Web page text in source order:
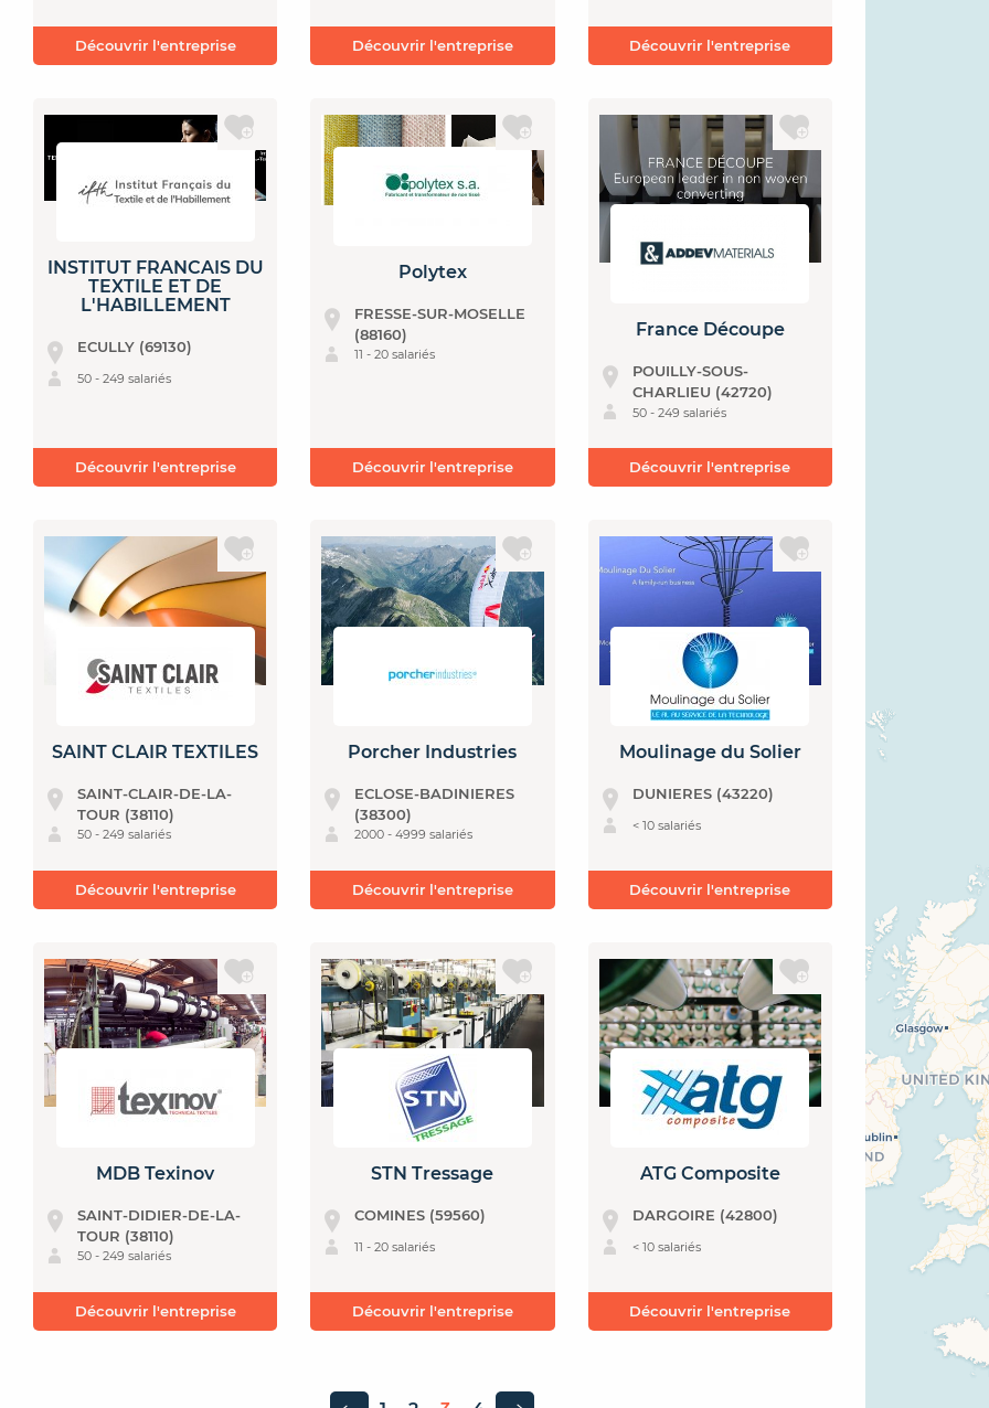
Découvrir l'entreprise Découvrir l'entreprise Découvrir l'entreprise
INSTITUT FRANCAIS DU
TEXTILE ET DE
L'HABILLEMENT
ECULLY (69130)
50 - 249 salariés
Découvrir l'entreprise
Polytex
FRESSE-SUR-MOSELLE
(88160)
11 - 20 salariés
Découvrir l'entreprise
France Découpe
POUILLY-SOUS-
CHARLIEU (42720)
50 - 249 salariés
Découvrir l'entreprise
SAINT CLAIR TEXTILES
SAINT-CLAIR-DE-LA-
TOUR (38110)
50 - 249 salariés
Découvrir l'entreprise
Porcher Industries
ECLOSE-BADINIERES
(38300)
2000 - 4999 salariés
Découvrir l'entreprise
Moulinage du Solier
DUNIERES (43220)
< 10 salariés
Découvrir l'entreprise
MDB Texinov
SAINT-DIDIER-DE-LA-
TOUR (38110)
50 - 249 salariés
Découvrir l'entreprise
STN Tressage
COMINES (59560)
11 - 20 salariés
Découvrir l'entreprise
ATG Composite
DARGOIRE (42800)
< 10 salariés
Découvrir l'entreprise